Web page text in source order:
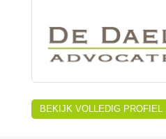
BEKIJK VOLLEDIG PROFIEL